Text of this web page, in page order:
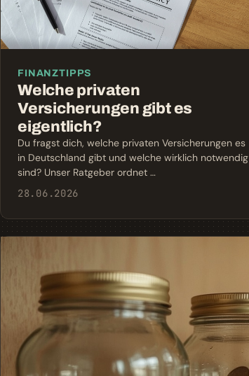
FINANZTIPPS
Welche privaten
Versicherungen gibt es
eigentlich?
Du fragst dich, welche privaten Versicherungen es
in Deutschland gibt und welche wirklich notwendig
sind? Unser Ratgeber ordnet …
28.06.2026